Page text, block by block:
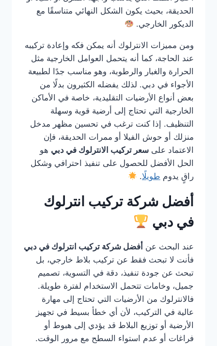
الحديقة، بحيث يكون الشكل النهائي متناسقًا مع
الديكور الخارجي.
ومن مميزات الانترلوك أنه يمكن فكه وإعادة تركيبه
عند الحاجة، كما أنه يتحمل العوامل الخارجية مثل
الحرارة والغبار والرطوبة، وهو مناسب جدًا لطبيعة
الأجواء في دبي. لذلك يفضله الكثيرون بدلًا من
بعض أنواع الأرضيات التقليدية، خاصة في الأماكن
الخارجية التي تحتاج إلى أرضية قوية وسهلة
التنظيف. إذا كنت ترغب في تحسين مظهر مدخل
منزلك أو حوش الفيلا أو ممرات الحديقة، فإن
الاعتماد على سعر تركيب الانترلوك في دبي هو
الحل الأفضل للحصول على تنفيذ احترافي وشكل
راقٍ يدوم طويلًا.
أفضل شركة تركيب انترلوك
في دبي
عند البحث عن أفضل شركة تركيب انترلوك في دبي
فأنت لا تبحث فقط عن تركيب بلاط خارجي، بل
تبحث عن جودة تنفيذ، دقة في التسوية، تصميم
جميل، وخامات تتحمل الاستخدام لفترة طويلة.
فالانترلوك من الأرضيات التي تحتاج إلى مهارة
عالية في التركيب، لأن أي خطأ بسيط في تجهيز
الأرضية أو توزيع البلاط قد يؤدي إلى هبوط أو
فراغات أو عدم استواء السطح مع مرور الوقت.